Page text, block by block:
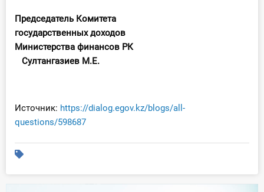
Председатель Комитета
государственных доходов
Министерства финансов РК
Султангазиев М.Е.
Источник: https://dialog.egov.kz/blogs/all-
questions/598687